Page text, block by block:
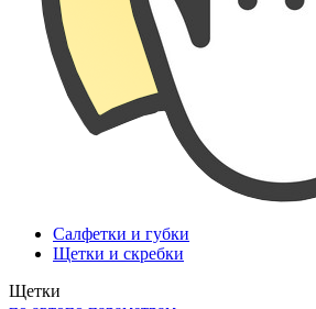
Салфетки и губки
Щетки и скребки
Щетки